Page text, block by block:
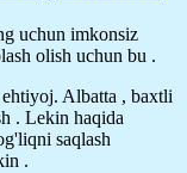
uchun imkonsiz
olish uchun bu .
Albatta , baxtli
. Lekin haqida
saqlash
.